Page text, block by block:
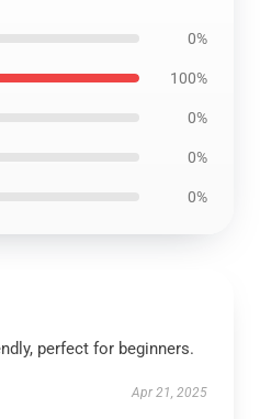
0%
100%
0%
0%
0%
perfect for beginners.
Apr 21, 2025